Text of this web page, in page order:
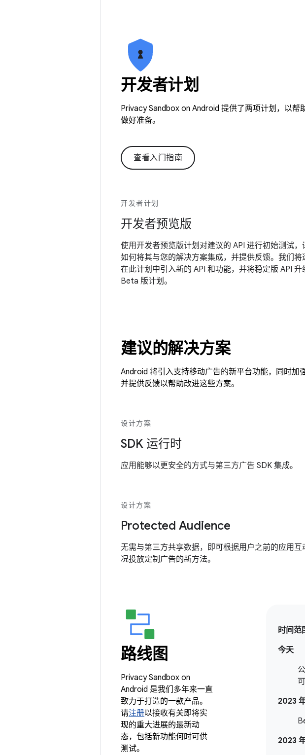
开发者计划
Privacy Sandbox on Android 提供了两项计划，以
做好准备。
查看入门指南
开发者计划
开发者预览版
使用开发者预览版计划对建议的 API 进行初始测试，
如何将其与您的解决方案集成，并提供反馈。我们将
在此计划中引入新的 API 和功能，并将稳定版 API 升
Beta 版计划。
建议的解决方案
Android 将引入支持移动广告的新平台功能，同时加
并提供反馈以帮助改进这些方案。
设计方案
SDK 运行时
应用能够以更安全的方式与第三方广告 SDK 集成。
设计方案
Protected Audience
无需与第三方共享数据，即可根据用户之前的应用互
况投放定制广告的新方法。
路线图
Privacy Sandbox on
Android 是我们多年来一直
致力于打造的一款产品。
请注册以接收有关即将实
现的重大进展的最新动
态，包括新功能何时可供
测试。
时间范
今天
2023
2023